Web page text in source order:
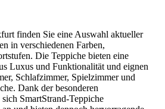
finden Sie eine Auswahl aktueller
in verschiedenen Farben,
Die Teppiche bieten eine
Luxus und Funktionalität und eignen
Schlafzimmer, Spielzimmer und
Dank der besonderen
SmartStrand-Teppiche